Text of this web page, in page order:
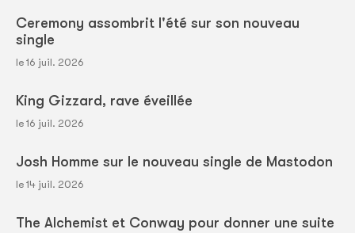
Ceremony assombrit l'été sur son nouveau
single
le 16 juil. 2026
King Gizzard, rave éveillée
le 16 juil. 2026
Josh Homme sur le nouveau single de Mastodon
le 14 juil. 2026
The Alchemist et Conway pour donner une suite